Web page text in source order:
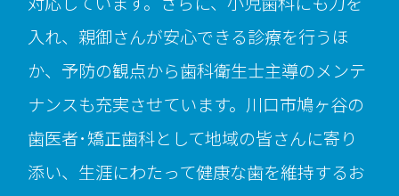
入れ、親御さんが安心できる診療を行うほ
か、予防の観点から歯科衛生士主導のメンテ
ナンスも充実させています。川口市鳩ヶ谷の
歯医者･矯正歯科として地域の皆さんに寄り
添い、生涯にわたって健康な歯を維持するお